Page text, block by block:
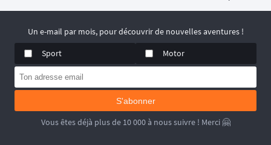
Un e-mail par mois, pour découvrir de nouvelles aventures !
Sport
Motor
S'abonner
Vous êtes déjà plus de 10 000 à nous suivre ! Merci 🤗